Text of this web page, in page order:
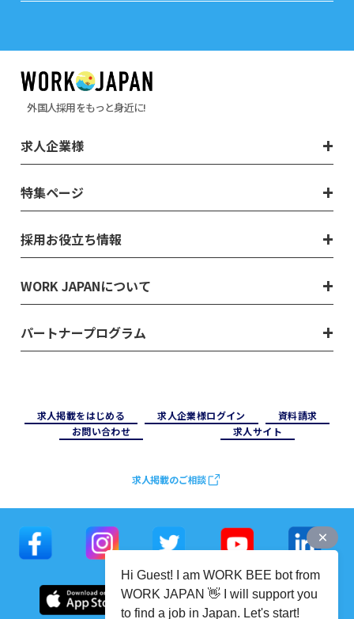
外国人採用をもっと身近に!
求人企業様
特集ページ
採用お役立ち情報
WORK JAPANについて
パートナープログラム
求⼈掲載をはじめる 求⼈企業様ログイン
資料請求
お問い合わせ
求⼈サイト
求人掲載のご相談
Hi Guest! I am WORK BEE bot from
WORK JAPAN 👋 I will support you
to find a job in Japan. Let's start!